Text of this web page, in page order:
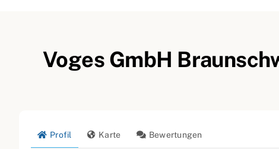
Voges GmbH
Profil Karte Bewertungen